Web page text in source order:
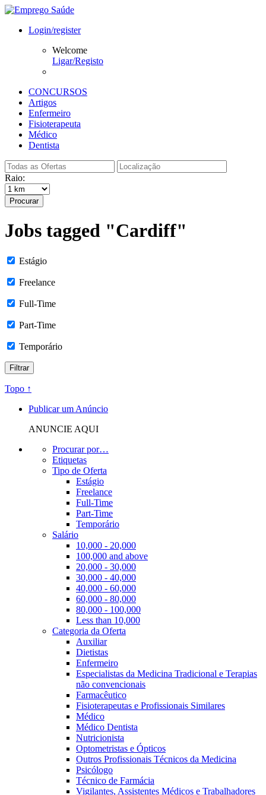
Login/register
Welcome
Ligar/Registo
CONCURSOS
Artigos
Enfermeiro
Fisioterapeuta
Médico
Dentista
Raio:
Procurar
Jobs tagged "Cardiff"
Estágio
Freelance
Full-Time
Part-Time
Temporário
Topo ↑
Publicar um Anúncio
ANUNCIE AQUI
Procurar por…
Etiquetas
Tipo de Oferta
Estágio
Freelance
Full-Time
Part-Time
Temporário
Salário
10,000 - 20,000
100,000 and above
20,000 - 30,000
30,000 - 40,000
40,000 - 60,000
60,000 - 80,000
80,000 - 100,000
Less than 10,000
Categoria da Oferta
Auxiliar
Dietistas
Enfermeiro
Especialistas da Medicina Tradicional e Terapias
não convencionais
Farmacêutico
Fisioterapeutas e Profissionais Similares
Médico
Médico Dentista
Nutricionista
Optometristas e Ópticos
Outros Profissionais Técnicos da Medicina
Psicólogo
Técnico de Farmácia
Vigilantes, Assistentes Médicos e Trabalhadores